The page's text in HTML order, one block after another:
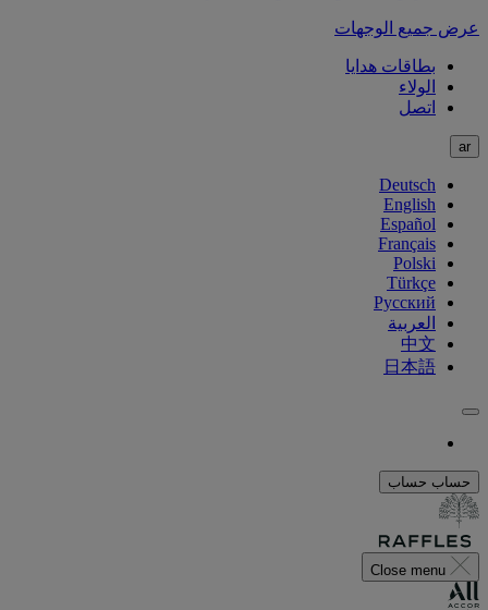
عرض جميع الوجهات
بطاقات هدايا
الولاء
اتصل
ar
Deutsch
English
Español
Français
Polski
Türkçe
Русский
العربية
中文
日本語
حساب حساب
Close menu